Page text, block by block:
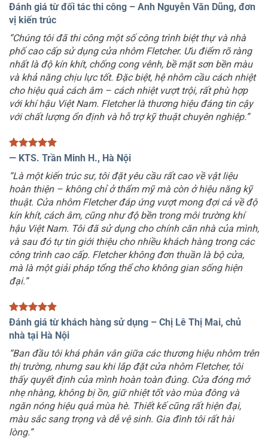
Đánh giá từ đối tác thi công – Anh Nguyễn Văn Dũng, đơn
vị kiến trúc
“Chúng tôi đã thi công một số công trình biệt thự và nhà
phố cao cấp sử dụng cửa nhôm Fletcher. Ưu điểm rõ ràng
nhất là độ kín khít, chống cong vênh, bề mặt sơn bền màu
và khả năng chịu lực tốt. Đặc biệt, hệ nhôm cầu cách nhiệt
cho hiệu quả cách âm – cách nhiệt vượt trội, rất phù hợp
với khí hậu Việt Nam. Fletcher là thương hiệu đáng tin cậy
với chất lượng ổn định và hỗ trợ kỹ thuật chuyên nghiệp.”
— KTS. Trần Minh H., Hà Nội
“Là một kiến trúc sư, tôi đặt yêu cầu rất cao về vật liệu
hoàn thiện – không chỉ ở thẩm mỹ mà còn ở hiệu năng kỹ
thuật. Cửa nhôm Fletcher đáp ứng vượt mong đợi cả về độ
kín khít, cách âm, cũng như độ bền trong môi trường khí
hậu Việt Nam. Tôi đã sử dụng cho chính căn nhà của mình,
và sau đó tự tin giới thiệu cho nhiều khách hàng trong các
công trình cao cấp. Fletcher không đơn thuần là bộ cửa,
mà là một giải pháp tổng thể cho không gian sống hiện
đại.”
Đánh giá từ khách hàng sử dụng – Chị Lê Thị Mai, chủ
nhà tại Hà Nội
“Ban đầu tôi khá phân vân giữa các thương hiệu nhôm trên
thị trường, nhưng sau khi lắp đặt cửa nhôm Fletcher, tôi
thấy quyết định của mình hoàn toàn đúng. Cửa đóng mở
nhẹ nhàng, không bị ồn, giữ nhiệt tốt vào mùa đông và
ngăn nóng hiệu quả mùa hè. Thiết kế cũng rất hiện đại,
màu sắc sang trọng và dễ vệ sinh. Gia đình tôi rất hài
lòng.”